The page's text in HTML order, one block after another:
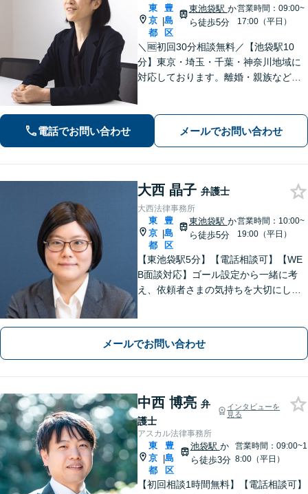
東
京
都
|
豊
島
区
東池袋駅 か
ら徒歩5分
営業時間：09:00~
17:00（平日）
＼🆓初回30分相談無料／【池袋駅10
分】東京・埼玉・千葉・神奈川地域に
対応しております。離婚・親族などの
庭内、学校内、職場内でのいじめ・ハ
ラスメントに積極対応。
電話でお問い合わせ メールでお問い合わせ
大西 晶子 弁護士
大西法律事務所
東
京
都
|
豊
島
区
東池袋駅 か
ら徒歩5分
営業時間：10:00~
19:00（平日）
【東池袋駅5分】【電話相談可】【WE
B面談対応】ゴール設定から一緒に考
え、依頼者さまの気持ちを大切にした
メールでお問い合わせ
中西 博亮 弁
護士
インタビューを
見る
アスカル法律事務所
東
京
都
|
豊
島
区
池袋駅 か
ら徒歩3分
営業時間：09:00~1
8:00（平日）
【初回相談1時間無料】【電話相談可】